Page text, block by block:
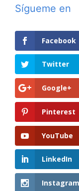
Sígueme en
Facebook
Twitter
Google+
Pinterest
YouTube
LinkedIn
Instagram